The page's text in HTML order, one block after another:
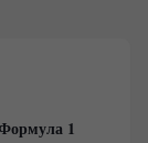
Марс
за
1